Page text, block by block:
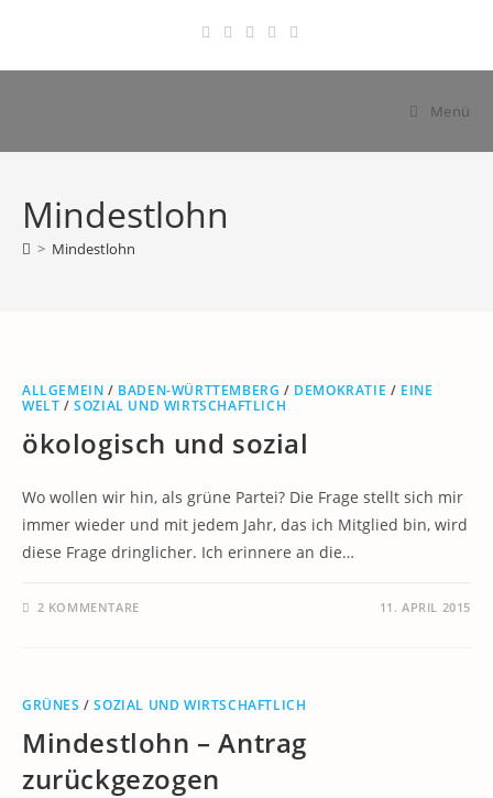
springen
Menü
Mindestlohn
> Mindestlohn
ALLGEMEIN / BADEN-WÜRTTEMBERG / DEMOKRATIE / EINE
WELT /SOZIAL UND WIRTSCHAFTLICH
ökologisch und sozial
Wo wollen wir hin, als grüne Partei? Die Frage stellt sich mir
immer wieder und mit jedem Jahr, das ich Mitglied bin, wird
diese Frage dringlicher. Ich erinnere an die…
2 KOMMENTARE 11. APRIL 2015
GRÜNES /SOZIAL UND WIRTSCHAFTLICH
Mindestlohn – Antrag
zurückgezogen